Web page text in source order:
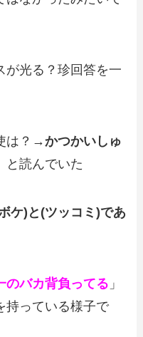
が光る？珍回答を一
は？→かつかいしゅ
読んでいた
ケ)と(ツッコミ)であ
のバカ背負ってる 」
持っている様子で